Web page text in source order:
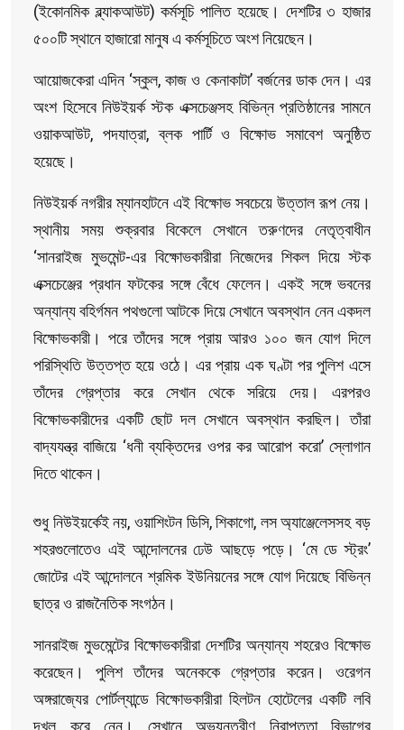
(ইকোনমিক ব্ল্যাকআউট) কর্মসূচি পালিত হয়েছে। দেশটির ৩ হাজার
৫০০টি স্থানে হাজারো মানুষ এ কর্মসূচিতে অংশ নিয়েছেন।
আয়োজকেরা এদিন ‘স্কুল, কাজ ও কেনাকাটা’ বর্জনের ডাক দেন। এর
অংশ হিসেবে নিউইয়র্ক স্টক এক্সচেঞ্জসহ বিভিন্ন প্রতিষ্ঠানের সামনে
ওয়াকআউট, পদযাত্রা, ব্লক পার্টি ও বিক্ষোভ সমাবেশ অনুষ্ঠিত
হয়েছে।
নিউইয়র্ক নগরীর ম্যানহাটনে এই বিক্ষোভ সবচেয়ে উত্তাল রূপ নেয়।
স্থানীয় সময় শুক্রবার বিকেলে সেখানে তরুণদের নেতৃত্বাধীন
‘সানরাইজ মুভমেন্ট-এর বিক্ষোভকারীরা নিজেদের শিকল দিয়ে স্টক
এক্সচেঞ্জের প্রধান ফটকের সঙ্গে বেঁধে ফেলেন। একই সঙ্গে ভবনের
অন্যান্য বহির্গমন পথগুলো আটকে দিয়ে সেখানে অবস্থান নেন একদল
বিক্ষোভকারী। পরে তাঁদের সঙ্গে প্রায় আরও ১০০ জন যোগ দিলে
পরিস্থিতি উত্তপ্ত হয়ে ওঠে। এর প্রায় এক ঘণ্টা পর পুলিশ এসে
তাঁদের গ্রেপ্তার করে সেখান থেকে সরিয়ে দেয়। এরপরও
বিক্ষোভকারীদের একটি ছোট দল সেখানে অবস্থান করছিল। তাঁরা
বাদ্যযন্ত্র বাজিয়ে ‘ধনী ব্যক্তিদের ওপর কর আরোপ করো’ স্লোগান
দিতে থাকেন।
শুধু নিউইয়র্কেই নয়, ওয়াশিংটন ডিসি, শিকাগো, লস অ্যাঞ্জেলেসসহ বড়
শহরগুলোতেও এই আন্দোলনের ঢেউ আছড়ে পড়ে। ‘মে ডে স্ট্রং’
জোটের এই আন্দোলনে শ্রমিক ইউনিয়নের সঙ্গে যোগ দিয়েছে বিভিন্ন
ছাত্র ও রাজনৈতিক সংগঠন।
সানরাইজ মুভমেন্টের বিক্ষোভকারীরা দেশটির অন্যান্য শহরেও বিক্ষোভ
করেছেন। পুলিশ তাঁদের অনেককে গ্রেপ্তার করেন। ওরেগন
অঙ্গরাজ্যের পোর্টল্যান্ডে বিক্ষোভকারীরা হিলটন হোটেলের একটি লবি
দখল করে নেন। সেখানে অভ্যন্তরীণ নিরাপত্তা বিভাগের